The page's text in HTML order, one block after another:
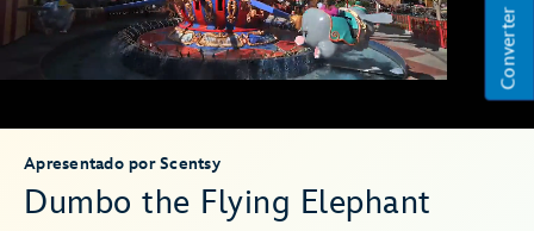
Converter
Dumbo the Flying Elephant
Apresentado por Scentsy